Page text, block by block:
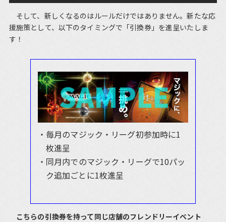
そして、新しくなるのはルールだけではありません。新たな応
援施策として、以下のタイミングで「引換券」を進呈いたしま
す！
毎月のマジック・リーグ初参加時に1
枚進呈
同月内でのマジック・リーグで10パッ
ク追加ごとに1枚進呈
こちらの引換券を持って同じ店舗のフレンドリーイベント